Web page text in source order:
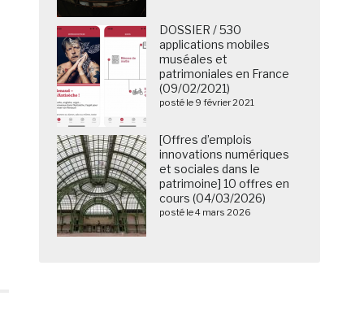
DOSSIER / 530
applications mobiles
muséales et
patrimoniales en France
(09/02/2021)
posté le 9 février 2021
[Offres d’emplois
innovations numériques
et sociales dans le
patrimoine] 10 offres en
cours (04/03/2026)
posté le 4 mars 2026